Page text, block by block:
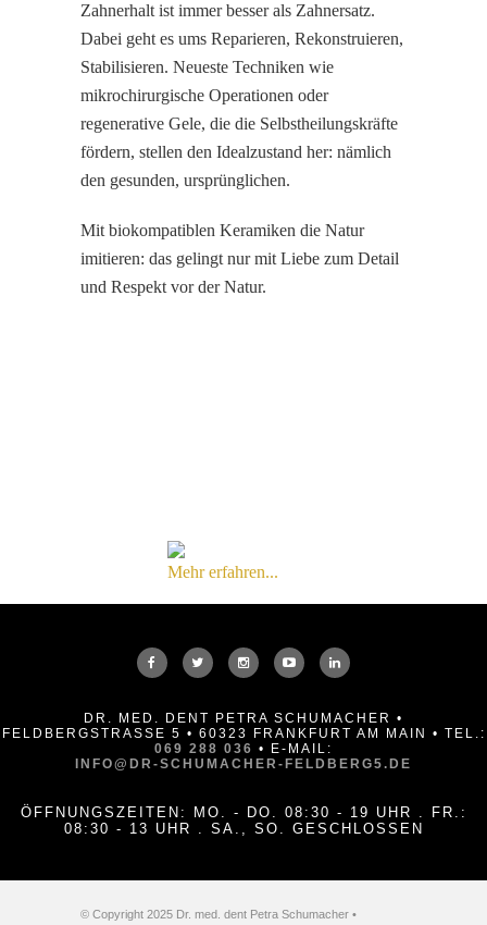
Zahnerhalt ist immer besser als Zahnersatz.
Dabei geht es ums Reparieren, Rekonstruieren,
Stabilisieren. Neueste Techniken wie
mikrochirurgische Operationen oder
regenerative Gele, die die Selbstheilungskräfte
fördern, stellen den Idealzustand her: nämlich
den gesunden, ursprünglichen.
Mit biokompatiblen Keramiken die Natur
imitieren: das gelingt nur mit Liebe zum Detail
und Respekt vor der Natur.
Mehr erfahren...
DR. MED. DENT PETRA SCHUMACHER •
FELDBERGSTRASSE 5 • 60323 FRANKFURT AM MAIN • TEL.:
069 288 036 • E-MAIL:
INFO@DR-SCHUMACHER-FELDBERG5.DE
ÖFFNUNGSZEITEN: MO. - DO. 08:30 - 19 UHR . FR.:
08:30 - 13 UHR . SA., SO. GESCHLOSSEN
© Copyright 2025 Dr. med. dent Petra Schumacher •